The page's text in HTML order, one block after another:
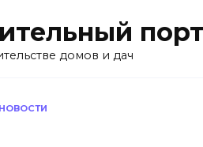
домов и дач
НОВОСТИ